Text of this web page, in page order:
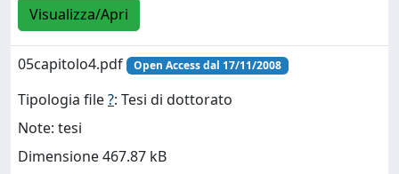
Visualizza/Apri
05capitolo4.pdf Open Access dal 17/11/2008
Tipologia file?: Tesi di dottorato
Note: tesi
Dimensione 467.87 kB